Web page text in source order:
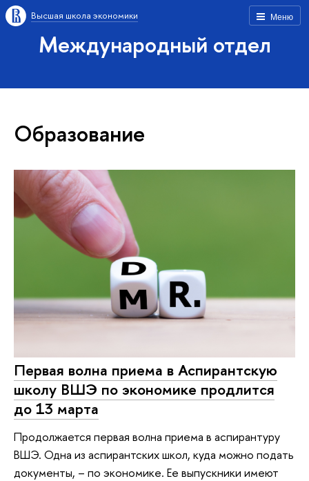
Меню
Высшая школа экономики
Международный отдел
Образование
Первая волна приема в Аспирантскую
школу ВШЭ по экономике продлится
до 13 марта
Продолжается первая волна приема в аспирантуру
ВШЭ. Одна из аспирантских школ, куда можно подать
документы, – по экономике. Ее выпускники имеют